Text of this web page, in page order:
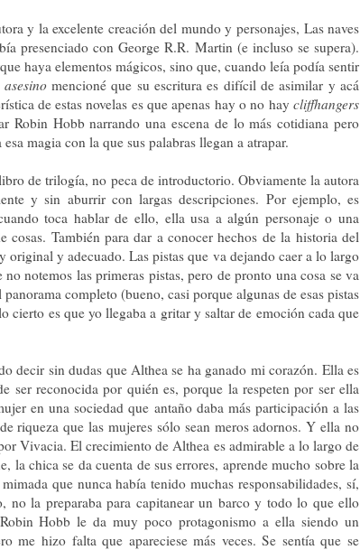
y la excelente creación del mundo y personajes, Las naves
presenciado con George R.R. Martin (e incluso se supera).
haya elementos mágicos, sino que, cuando leía podía sentir
mencioné que su escritura es difícil de asimilar y acá
de estas novelas es que apenas hay o no hay cliffhangers
Robin Hobb narrando una escena de lo más cotidiana pero
magia con la que sus palabras llegan a atrapar.
de trilogía, no peca de introductorio. Obviamente la autora
y sin aburrir con largas descripciones. Por ejemplo, es
toca hablar de ello, ella usa a algún personaje o una
cosas. También para dar a conocer hechos de la historia del
y adecuado. Las pistas que va dejando caer a lo largo
notemos las primeras pistas, pero de pronto una cosa se va
completo (bueno, casi porque algunas de esas pistas
cierto es que yo llegaba a gritar y saltar de emoción cada que
decir sin dudas que Althea se ha ganado mi corazón. Ella es
reconocida por quién es, porque la respeten por ser ella
en una sociedad que antaño daba más participación a las
riqueza que las mujeres sólo sean meros adornos. Y ella no
Vivacia. El crecimiento de Althea es admirable a lo largo de
chica se da cuenta de sus errores, aprende mucho sobre la
que nunca había tenido muchas responsabilidades, sí,
no la preparaba para capitanear un barco y todo lo que ello
Hobb le da muy poco protagonismo a ella siendo un
me hizo falta que apareciese más veces. Se sentía que se